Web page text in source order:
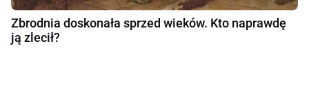
Zbrodnia doskonała sprzed wieków. Kto naprawdę
ją zlecił?